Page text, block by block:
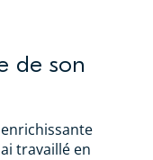
de son
travaillé en